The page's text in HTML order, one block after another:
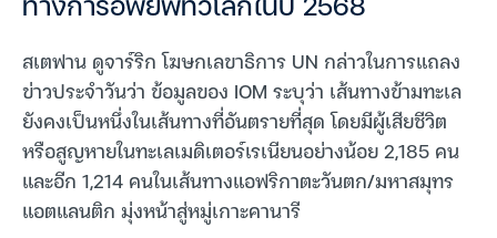
ทางการอพยพทั่วโลกในปี 2568
สเตฟาน ดูจาร์ริก โฆษกเลขาธิการ UN กล่าวในการแถลง
ข่าวประจำวันว่า ข้อมูลของ IOM ระบุว่า เส้นทางข้ามทะเล
ยังคงเป็นหนึ่งในเส้นทางที่อันตรายที่สุด โดยมีผู้เสียชีวิต
หรือสูญหายในทะเลเมดิเตอร์เรเนียนอย่างน้อย 2,185 คน
และอีก 1,214 คนในเส้นทางแอฟริกาตะวันตก/มหาสมุทร
แอตแลนติก มุ่งหน้าสู่หมู่เกาะคานารี